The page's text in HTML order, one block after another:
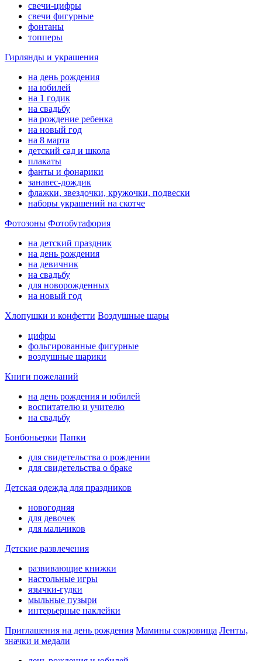
свечи-цифры
свечи фигурные
фонтаны
топперы
Гирлянды и украшения
на день рождения
на юбилей
на 1 годик
на свадьбу
на рождение ребенка
на новый год
на 8 марта
детский сад и школа
плакаты
фанты и фонарики
занавес-дождик
флажки, звездочки, кружочки, подвески
наборы украшений на скотче
Фотозоны Фотобутафория
на детский праздник
на день рождения
на девичник
на свадьбу
для новорожденных
на новый год
Хлопушки и конфетти Воздушные шары
цифры
фольгированные фигурные
воздушные шарики
Книги пожеланий
на день рождения и юбилей
воспитателю и учителю
на свадьбу
Бонбоньерки Папки
для свидетельства о рождении
для свидетельства о браке
Детская одежда для праздников
новогодняя
для девочек
для мальчиков
Детские развлечения
развивающие книжки
настольные игры
язычки-гудки
мыльные пузыри
интерьерные наклейки
Приглашения на день рождения Мамины сокровища Ленты,
значки и медали